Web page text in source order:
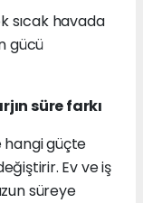
sıcak havada
gücü
süre farkı
hangi güçte
Ev ve iş
süreye